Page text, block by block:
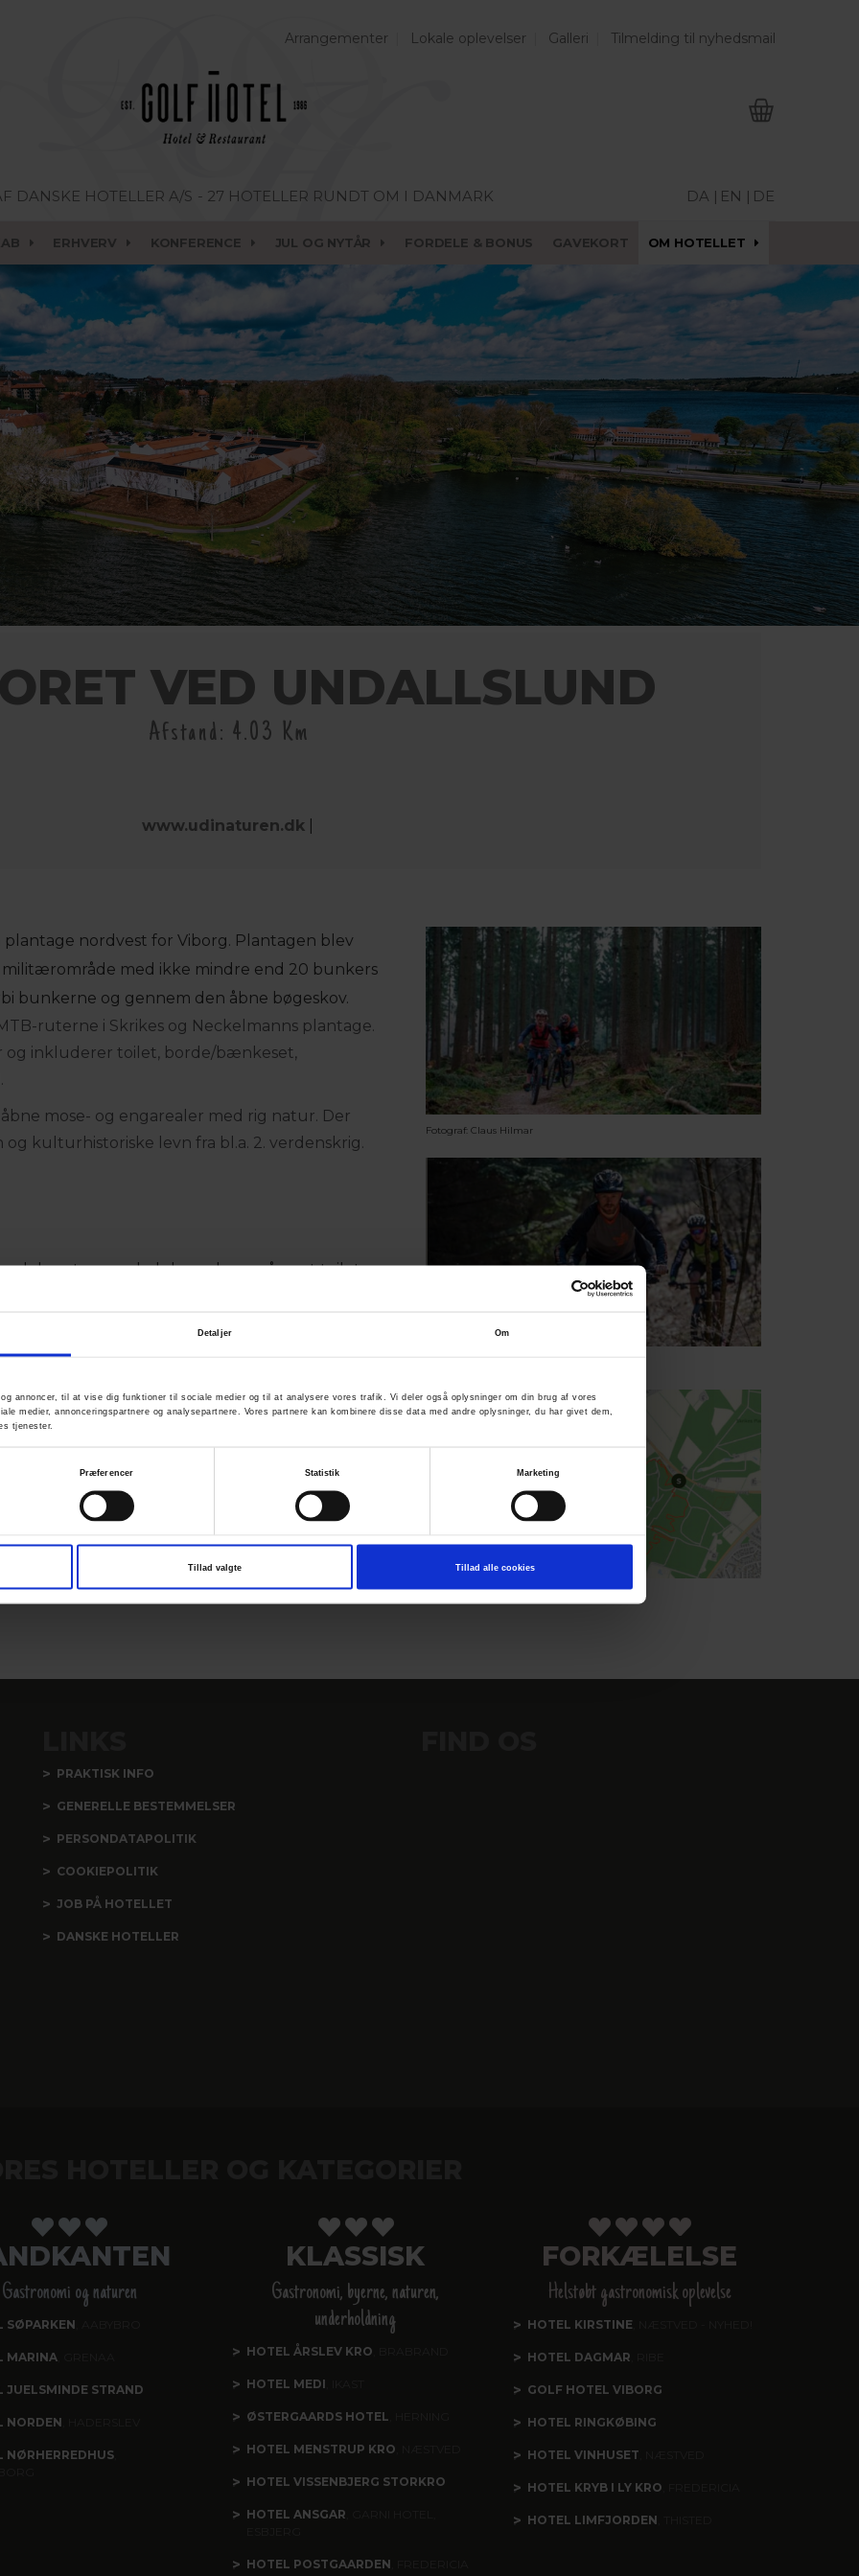
Detaljer Om
annoncer, til at vise dig funktioner til sociale medier og til at analysere vores trafik. Vi deler også oplysninger om din brug af vores
medier, annonceringspartnere og analysepartnere. Vores partnere kan kombinere disse data med andre oplysninger, du har givet dem,
tjenester.
Præferencer Statistik Marketing
Tillad valgte Tillad alle cookies
Arrangementer Lokale oplevelser Galleri Tilmelding til nyhedsmail
DANSKE HOTELLER A/S - 27 HOTELLER RUNDT OM I DANMARK DA | EN | DE
ERHVERV KONFERENCE JUL OG NYTÅR FORDELE & BONUS GAVEKORT OM HOTELLET
VED UNDALLSLUND
Afstand: 4.03 Km
www.udinaturen.dk
nordvest for Viborg. Plantagen blev
med ikke mindre end 20 bunkers
bunkerne og gennem den åbne bøgeskov.
ruterne i Skrikes og Neckelmanns plantage.
og inkluderer toilet, borde/bænkeset,
mose- og engarealer med rig natur. Der
kulturhistoriske levn fra bl.a. 2. verdenskrig.
den store p-plads hvor der også er et toilet
bynære naturområde er flittigt brugt af
Fotograf: Claus Hilmar
Fotograf: Udinaturen
PRAKTISK INFO
GENERELLE BESTEMMELSER
PERSONDATAPOLITIK
COOKIEPOLITIK
JOB PÅ HOTELLET
DANSKE HOTELLER
Gastronomi og naturen
SØPARKEN
MARINA, GRENAA
JUELSMINDE STRAND
NORDEN
NØRHERREDHUS,
KLASSISK
Gastronomi, byerne, naturen,
underholdning
HOTEL ÅRSLEV KRO
HOTEL MEDI
ØSTERGAARDS HOTEL
HOTEL MENSTRUP KRO
HOTEL VISSENBJERG STORKRO
HOTEL ANSGAR
HOTEL POSTGAARDEN
FORKÆLELSE
Helstøbt gastronomisk oplevelse
HOTEL KIRSTINE
HOTEL DAGMAR
GOLF HOTEL VIBORG
HOTEL RINGKØBING
HOTEL VINHUSET
HOTEL KRYB I LY KRO
HOTEL LIMFJORDEN